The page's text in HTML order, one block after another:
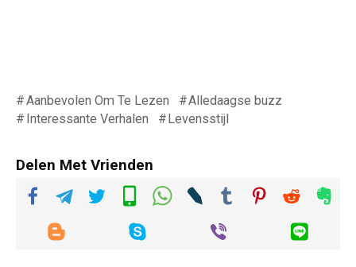
Aanbevolen Om Te Lezen
Alledaagse buzz
Interessante Verhalen
Levensstijl
Delen Met Vrienden